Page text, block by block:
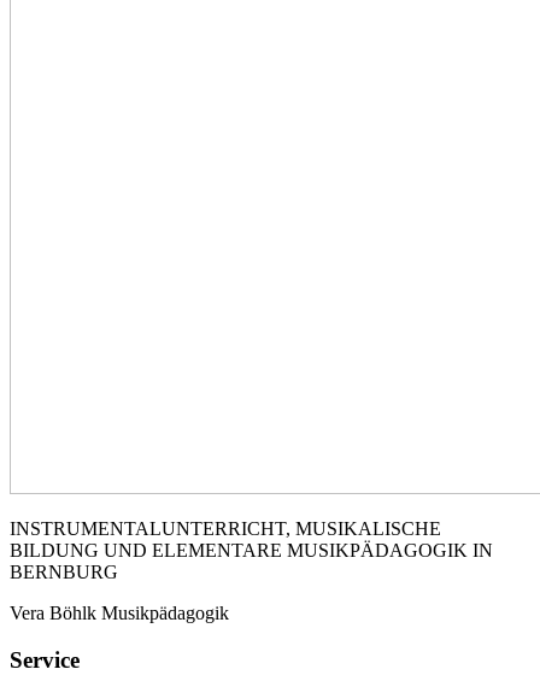
INSTRUMENTALUNTERRICHT, MUSIKALISCHE
BILDUNG UND ELEMENTARE MUSIKPÄDAGOGIK IN
BERNBURG
Vera Böhlk Musikpädagogik
Service